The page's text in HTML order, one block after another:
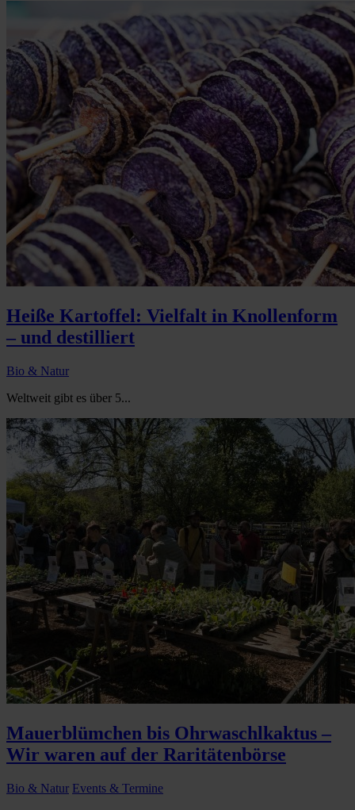
Heiße Kartoffel: Vielfalt in Knollenform
– und destilliert
Bio & Natur
Weltweit gibt es über 5...
Mauerblümchen bis Ohrwaschlkaktus –
Wir waren auf der Raritätenbörse
Bio & Natur Events & Termine